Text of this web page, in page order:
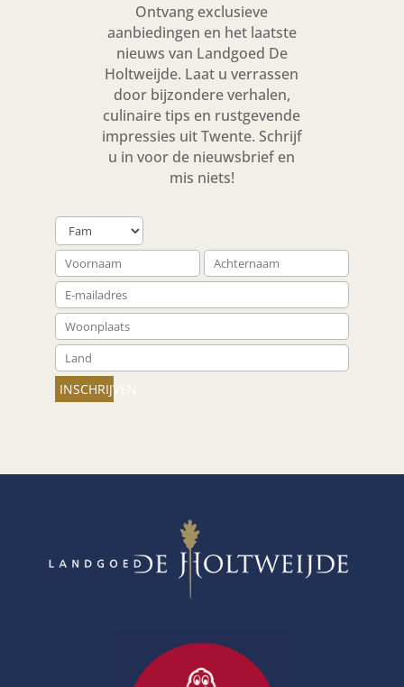
Ontvang exclusieve
aanbiedingen en het laatste
nieuws van Landgoed De
Holtweijde. Laat u verrassen
door bijzondere verhalen,
culinaire tips en rustgevende
impressies uit Twente. Schrijf
u in voor de nieuwsbrief en
mis niets!
INSCHRIJVEN